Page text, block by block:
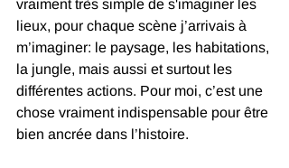
vraiment très simple de s'imaginer les
lieux, pour chaque scène j’arrivais à
m’imaginer: le paysage, les habitations,
la jungle, mais aussi et surtout les
différentes actions. Pour moi, c’est une
chose vraiment indispensable pour être
bien ancrée dans l’histoire.